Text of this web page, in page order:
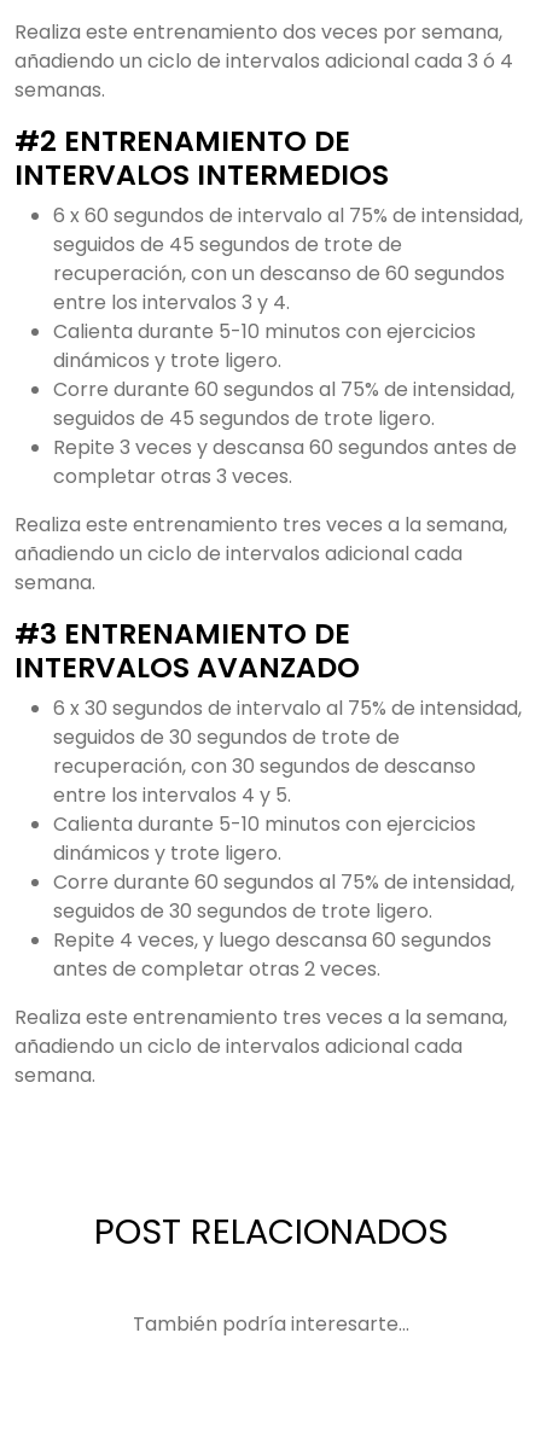
Realiza este entrenamiento dos veces por semana,
añadiendo un ciclo de intervalos adicional cada 3 ó 4
semanas.
#2 ENTRENAMIENTO DE
INTERVALOS INTERMEDIOS
6 x 60 segundos de intervalo al 75% de intensidad,
seguidos de 45 segundos de trote de
recuperación, con un descanso de 60 segundos
entre los intervalos 3 y 4.
Calienta durante 5-10 minutos con ejercicios
dinámicos y trote ligero.
Corre durante 60 segundos al 75% de intensidad,
seguidos de 45 segundos de trote ligero.
Repite 3 veces y descansa 60 segundos antes de
completar otras 3 veces.
Realiza este entrenamiento tres veces a la semana,
añadiendo un ciclo de intervalos adicional cada
semana.
#3 ENTRENAMIENTO DE
INTERVALOS AVANZADO
6 x 30 segundos de intervalo al 75% de intensidad,
seguidos de 30 segundos de trote de
recuperación, con 30 segundos de descanso
entre los intervalos 4 y 5.
Calienta durante 5-10 minutos con ejercicios
dinámicos y trote ligero.
Corre durante 60 segundos al 75% de intensidad,
seguidos de 30 segundos de trote ligero.
Repite 4 veces, y luego descansa 60 segundos
antes de completar otras 2 veces.
Realiza este entrenamiento tres veces a la semana,
añadiendo un ciclo de intervalos adicional cada
semana.
POST RELACIONADOS
También podría interesarte...